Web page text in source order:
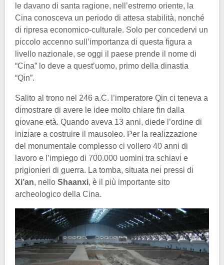
le davano di santa ragione, nell’estremo oriente, la
Cina conosceva un periodo di attesa stabilità, nonché
di ripresa economico-culturale. Solo per concedervi un
piccolo accenno sull’importanza di questa figura a
livello nazionale, se oggi il paese prende il nome di
“Cina” lo deve a quest’uomo, primo della dinastia
“Qin”.
Salito al trono nel 246 a.C. l’imperatore Qin ci teneva a
dimostrare di avere le idee molto chiare fin dalla
giovane età. Quando aveva 13 anni, diede l’ordine di
iniziare a costruire il mausoleo. Per la realizzazione
del monumentale complesso ci vollero 40 anni di
lavoro e l’impiego di 700.000 uomini tra schiavi e
prigionieri di guerra. La tomba, situata nei pressi di
Xi’an, nello Shaanxi, è il più importante sito
archeologico della Cina.